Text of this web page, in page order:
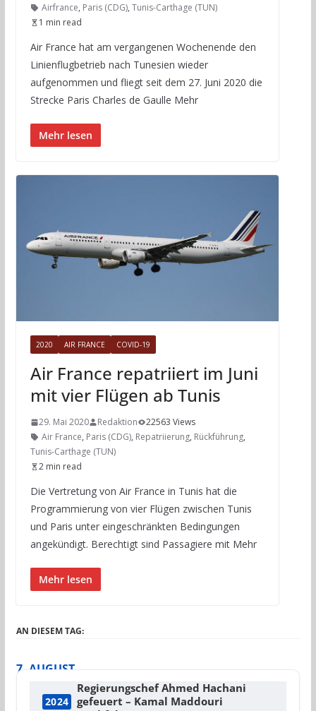
Airfrance, Paris (CDG), Tunis-Carthage (TUN)
1 min read
Air France hat am vergangenen Wochenende den
Linienflugbetrieb nach Tunesien wieder
aufgenommen und fliegt seit dem 27. Juni 2020 die
Strecke Paris Charles de Gaulle Mehr
Mehr lesen
2020 AIR FRANCE COVID-19
Air France repatriiert im Juni
mit vier Flügen ab Tunis
29. Mai 2020 Redaktion
22563 Views
Air France, Paris (CDG), Repatriierung, Rückführung,
Tunis-Carthage (TUN)
2 min read
Die Vertretung von Air France in Tunis hat die
Programmierung von vier Flügen zwischen Tunis
und Paris unter eingeschränkten Bedingungen
angekündigt. Berechtigt sind Passagiere mit Mehr
Mehr lesen
AN DIESEM TAG:
7. AUGUST
2024
Regierungschef Ahmed Hachani
gefeuert – Kamal Maddouri